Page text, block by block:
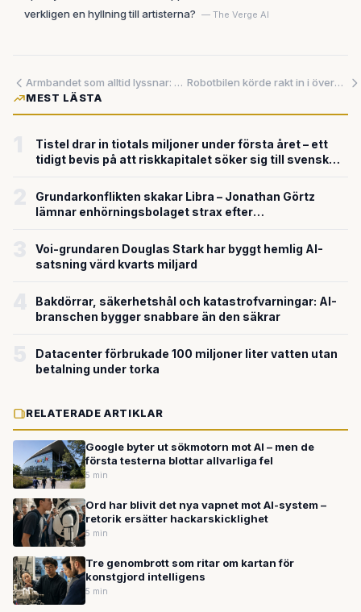
verkligen en hyllning till artisterna? — The Verge AI
Armbandet som alltid lyssnar: Amazon tar över Bee – och vill transkribera ditt liv
Robotbilen körde rakt in i översvämningen – säkerhetssystemen reagerade inte i tid
MEST LÄSTA
Tistel drar in tiotals miljoner under första året – ett
tidigt bevis på att riskkapitalet söker sig till svensk
Grundarkonflikten skakar Libra – Jonathan Görtz
lämnar enhörningsbolaget strax efter
Voi-grundaren Douglas Stark har byggt hemlig AI-
satsning värd kvarts miljard
Bakdörrar, säkerhetshål och katastrofvarningar: AI-
branschen bygger snabbare än den säkrar
Datacenter förbrukade 100 miljoner liter vatten utan
betalning under torka
RELATERADE ARTIKLAR
Google byter ut sökmotorn mot AI – men de
första testerna blottar allvarliga fel
5 min
Ord har blivit det nya vapnet mot AI-system –
retorik ersätter hackarskicklighet
5 min
Tre genombrott som ritar om kartan för
konstgjord intelligens
5 min